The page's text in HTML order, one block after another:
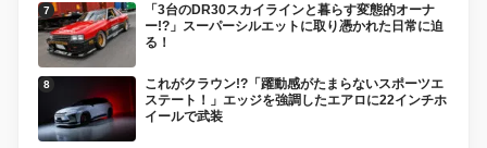
「3台のDR30スカイラインと暮らす変態的オーナ
ー!?」スーパーシルエットに取り憑かれた日常に迫
る！
これがクラウン!?「躍動感がたまらないスポーツエ
ステート！」エッジを強調したエアロに22インチホ
イールで武装